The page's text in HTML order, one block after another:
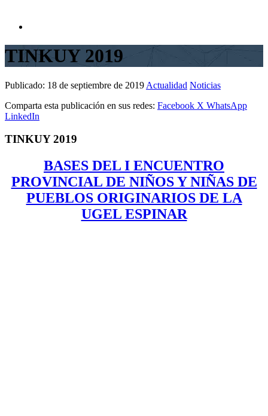
TINKUY 2019
Publicado: 18 de septiembre de 2019 Actualidad Noticias
Comparta esta publicación en sus redes: Facebook X WhatsApp
LinkedIn
TINKUY 2019
BASES DEL I ENCUENTRO
PROVINCIAL DE NIÑOS Y NIÑAS DE
PUEBLOS ORIGINARIOS DE LA
UGEL ESPINAR